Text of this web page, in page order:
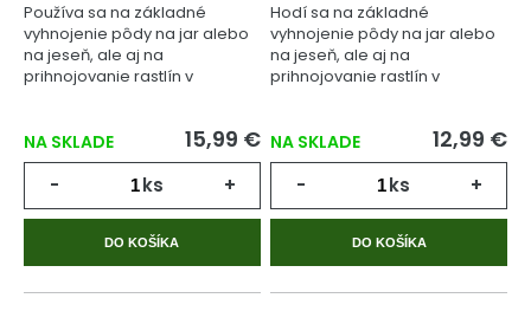
Používa sa na základné
vyhnojenie pôdy na jar alebo
na jeseň, ale aj na
prihnojovanie rastlín v
NA SKLADE 15,99 €
- ks +
DO KOŠÍKA
Hodí sa na základné
vyhnojenie pôdy na jar alebo
na jeseň, ale aj na
prihnojovanie rastlín v
NA SKLADE 12,99 €
- ks +
DO KOŠÍKA